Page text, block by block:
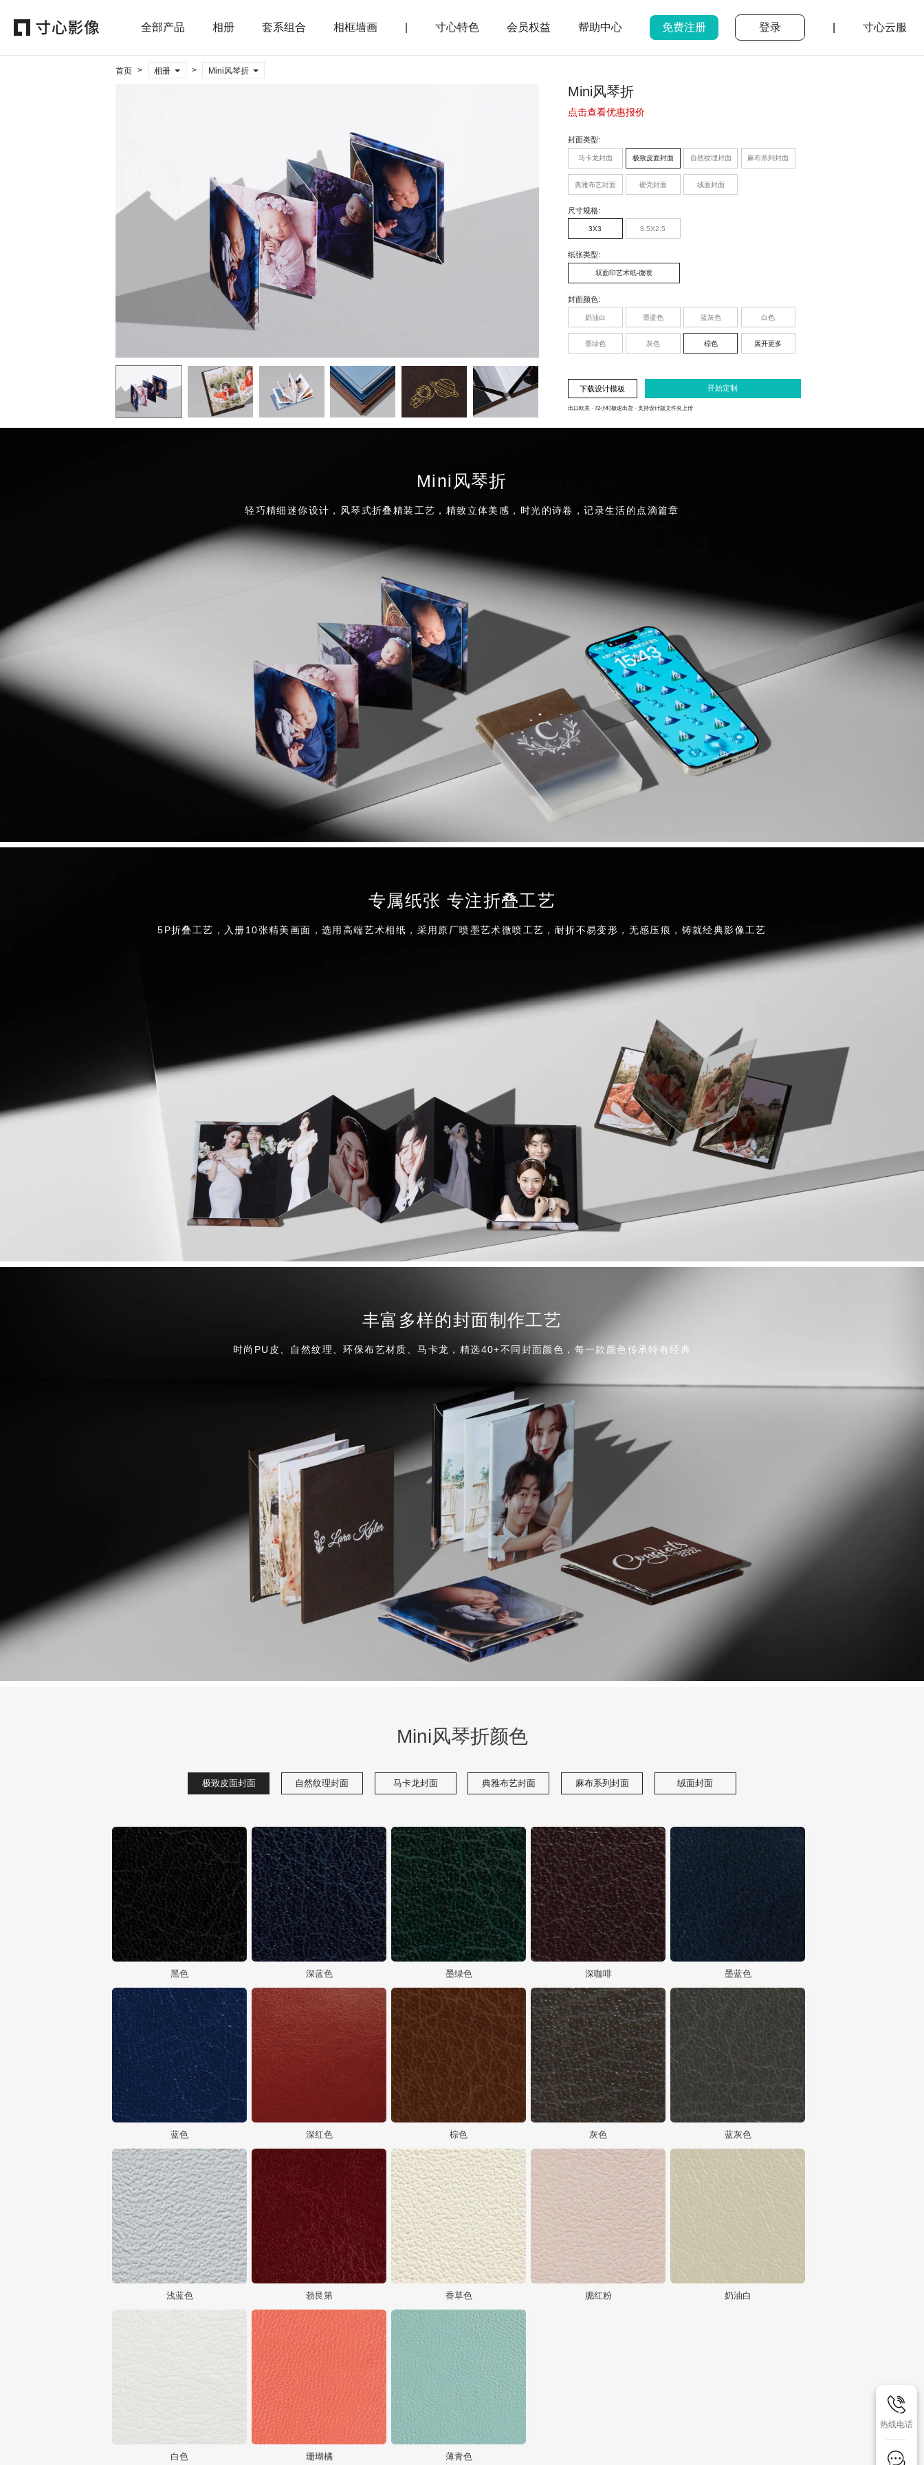
全部产品 相册 套系组合 相框墙画 寸心特色 会员权益 帮助中心 免费注册 登录 寸心云服
首页 > 相册 > Mini风琴折
Mini风琴折
点击查看优惠报价
封面类型:
马卡龙封面 极致皮面封面 自然纹理封面 麻布系列封面
典雅布艺封面 硬壳封面 绒面封面
尺寸规格:
3X3 3.5X2.5
纸张类型:
双面印艺术纸-微喷
封面颜色:
奶油白 墨蓝色 蓝灰色 白色
墨绿色 灰色 棕色 展开更多
下载设计模板 开始定制
出口欧美 · 72小时极速出货 · 支持设计版文件夹上传
Mini风琴折
轻巧精细迷你设计，风琴式折叠精装工艺，精致立体美感，时光的诗卷，记录生活的点滴篇章
专属纸张 专注折叠工艺
5P折叠工艺，入册10张精美画面，选用高端艺术相纸，采用原厂喷墨艺术微喷工艺，耐折不易变形，无感压痕，铸就经典影像工艺
丰富多样的封面制作工艺
时尚PU皮、自然纹理、环保布艺材质、马卡龙，精选40+不同封面颜色，每一款颜色传承特有经典
Mini风琴折颜色
极致皮面封面 自然纹理封面 马卡龙封面 典雅布艺封面 麻布系列封面 绒面封面
黑色 深蓝色 墨绿色 深咖啡 墨蓝色
蓝色 深红色 棕色 灰色 蓝灰色
浅蓝色 勃艮第 香草色 腮红粉 奶油白
白色 珊瑚橘 薄青色
热线电话